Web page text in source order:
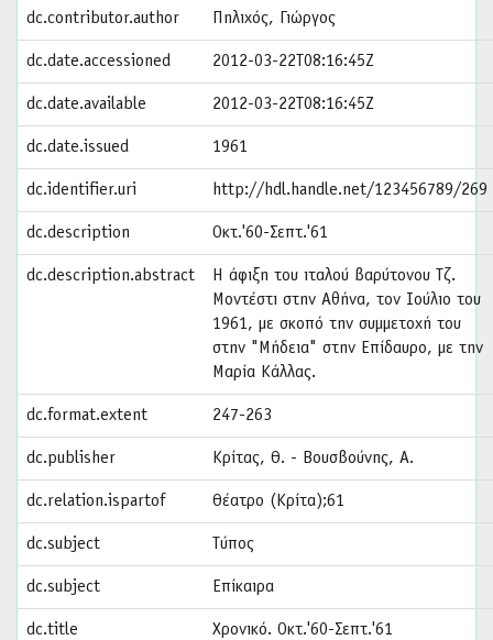
dc.contributor.author Πηλιχός, Γιώργος
dc.date.accessioned 2012-03-22T08:16:45Z
dc.date.available 2012-03-22T08:16:45Z
dc.date.issued 1961
dc.identifier.uri http://hdl.handle.net/123456789/269
dc.description Οκτ.'60-Σεπτ.'61
dc.description.abstract
Η άφιξη του ιταλού βαρύτονου Τζ.
Μοντέστι στην Αθήνα, τον Ιούλιο του
1961, με σκοπό την συμμετοχή του
στην "Μήδεια" στην Επίδαυρο, με την
Μαρία Κάλλας.
dc.format.extent 247-263
dc.publisher Κρίτας, Θ. - Βουσβούνης, Α.
dc.relation.ispartof Θέατρο (Κρίτα);61
dc.subject Τύπος
dc.subject Επίκαιρα
dc.title Χρονικό. Οκτ.'60-Σεπτ.'61